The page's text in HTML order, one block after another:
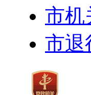
市机
市退